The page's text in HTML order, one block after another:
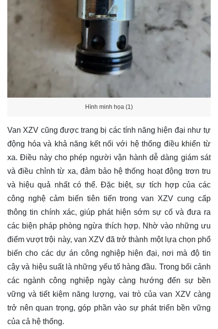
Hình minh họa (1)
Van XZV cũng được trang bị các tính năng hiện đại như tự
động hóa và khả năng kết nối với hệ thống điều khiển từ
xa. Điều này cho phép người vận hành dễ dàng giám sát
và điều chỉnh từ xa, đảm bảo hệ thống hoạt động trơn tru
và hiệu quả nhất có thể. Đặc biệt, sự tích hợp của các
công nghệ cảm biến tiên tiến trong van XZV cung cấp
thông tin chính xác, giúp phát hiện sớm sự cố và đưa ra
các biện pháp phòng ngừa thích hợp. Nhờ vào những ưu
điểm vượt trội này, van XZV đã trở thành một lựa chọn phổ
biến cho các dự án công nghiệp hiện đại, nơi mà độ tin
cậy và hiệu suất là những yếu tố hàng đầu. Trong bối cảnh
các ngành công nghiệp ngày càng hướng đến sự bền
vững và tiết kiệm năng lượng, vai trò của van XZV càng
trở nên quan trọng, góp phần vào sự phát triển bền vững
của cả hệ thống.